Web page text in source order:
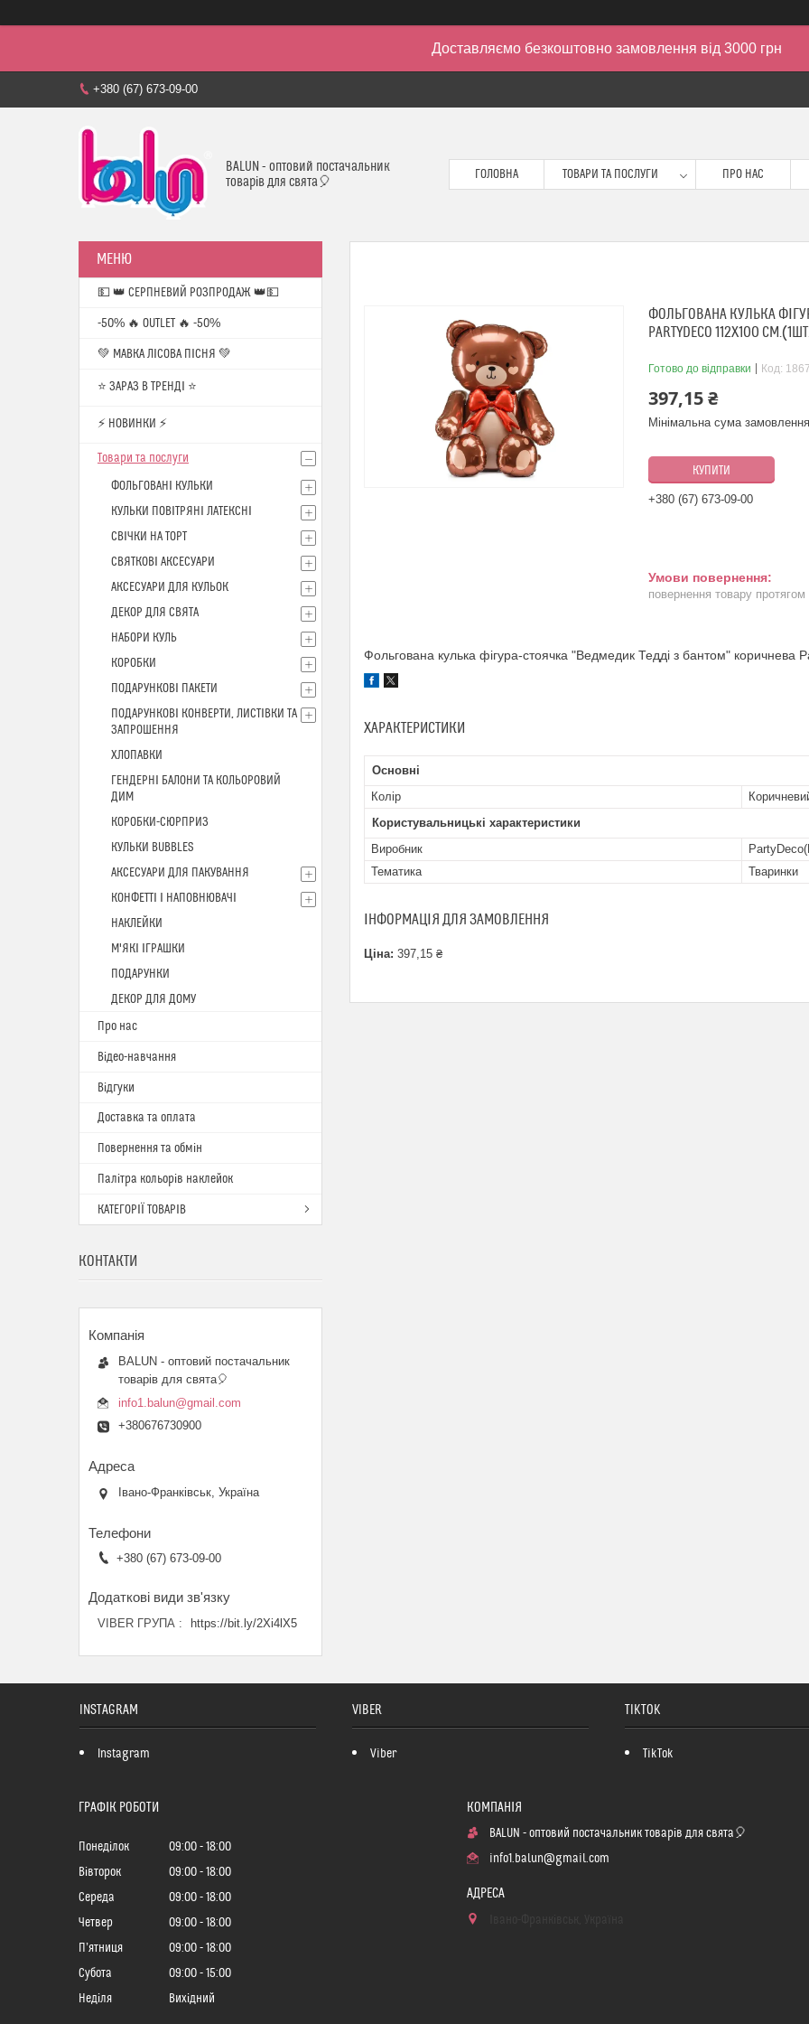
Доставляємо безкоштовно замовлення від 3000 грн
+380 (67) 673-09-00
BALUN - оптовий постачальник
товарів для свята🎈
ГОЛОВНА ТОВАРИ ТА ПОСЛУГИ ПРО НАС
ФОЛЬГОВАНА КУЛЬКА
PARTYDECO 112Х100
Готово до відправки Код:
397,15 ₴
Мінімальна сума
КУПИТИ
+380 (67) 673-09-00
повернення товару протягом
Фольгована кулька фігура-стоячка "Ведмедик Тедді з бантом" коричнева
ХАРАКТЕРИСТИКИ
Основні
Колір
Користувальницькі характеристики
Виробник
Тематика
Тваринки
ІНФОРМАЦІЯ ДЛЯ ЗАМОВЛЕННЯ
Ціна: 397,15 ₴
💵 👑 СЕРПНЕВИЙ РОЗПРОДАЖ 👑💵
-50% 🔥 OUTLET 🔥 -50%
💚 МАВКА ЛІСОВА ПІСНЯ 💚
⭐️ ЗАРАЗ В ТРЕНДІ ⭐️
⚡ НОВИНКИ ⚡
Товари та послуги
ФОЛЬГОВАНІ КУЛЬКИ
КУЛЬКИ ПОВІТРЯНІ ЛАТЕКСНІ
СВІЧКИ НА ТОРТ
СВЯТКОВІ АКСЕСУАРИ
АКСЕСУАРИ ДЛЯ КУЛЬОК
ДЕКОР ДЛЯ СВЯТА
НАБОРИ КУЛЬ
КОРОБКИ
ПОДАРУНКОВІ ПАКЕТИ
ПОДАРУНКОВІ КОНВЕРТИ, ЛИСТІВКИ ТА
ЗАПРОШЕННЯ
ХЛОПАВКИ
ГЕНДЕРНІ БАЛОНИ ТА КОЛЬОРОВИЙ
ДИМ
КОРОБКИ-СЮРПРИЗ
КУЛЬКИ BUBBLES
АКСЕСУАРИ ДЛЯ ПАКУВАННЯ
КОНФЕТТІ І НАПОВНЮВАЧІ
НАКЛЕЙКИ
М'ЯКІ ІГРАШКИ
ПОДАРУНКИ
ДЕКОР ДЛЯ ДОМУ
Про нас
Відео-навчання
Відгуки
Доставка та оплата
Повернення та обмін
Палітра кольорів наклейок
КАТЕГОРІЇ ТОВАРІВ
КОНТАКТИ
BALUN - оптовий постачальник
товарів для свята🎈
info1.balun@gmail.com
+380676730900
Івано-Франківськ, Україна
+380 (67) 673-09-00
VIBER ГРУПА https://bit.ly/2Xi4lX5
INSTAGRAM
Instagram
VIBER
Viber
TIKTOK
TikTok
ГРАФІК РОБОТИ
Понеділок 09:00
18:00
Вівторок
09:00
18:00
Середа
09:00
18:00
Четвер
09:00
18:00
Пʼятниця
09:00
18:00
Субота
09:00
15:00
Неділя
Вихідний
BALUN - оптовий постачальник товарів для свята🎈
info1.balun@gmail.com